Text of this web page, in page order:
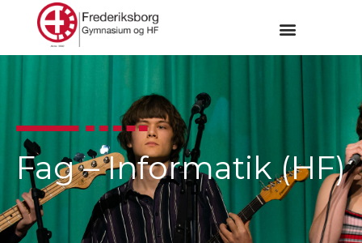
Fag – Informatik (HF)